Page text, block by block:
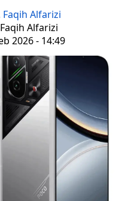
Faqih Alfarizi
Alfarizi
2026 - 14:49